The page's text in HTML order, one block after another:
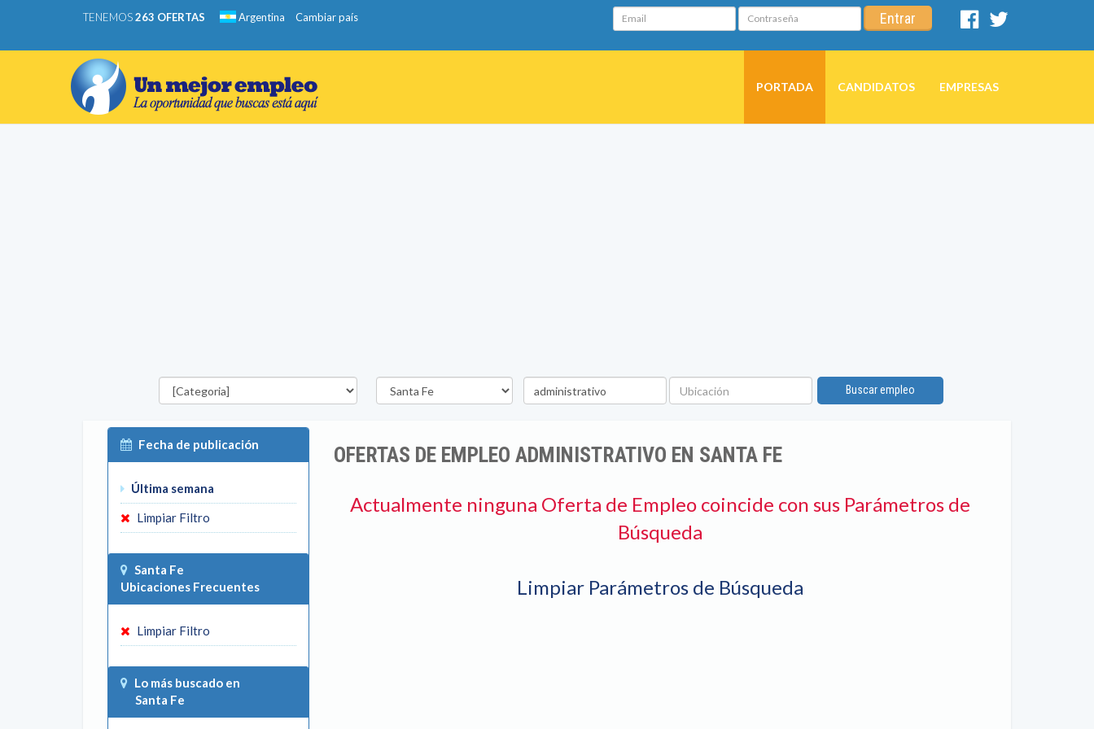
TENEMOS263 OFERTAS Argentina Cambiar país Email Contraseña Entrar
Facebook
PORTADA CANDIDATOS EMPRESAS
Categorías Provincia
Palabra
clave
Ubicación
Buscar empleo
Fecha de publicación
Última semana
Limpiar Filtro
Santa Fe
Ubicaciones Frecuentes
Limpiar Filtro
Lo más buscado en
Santa Fe
OFERTAS DE EMPLEO ADMINISTRATIVO EN SANTA FE
Actualmente ninguna Oferta de Empleo coincide con sus Parámetros de
Búsqueda
Limpiar Parámetros de Búsqueda